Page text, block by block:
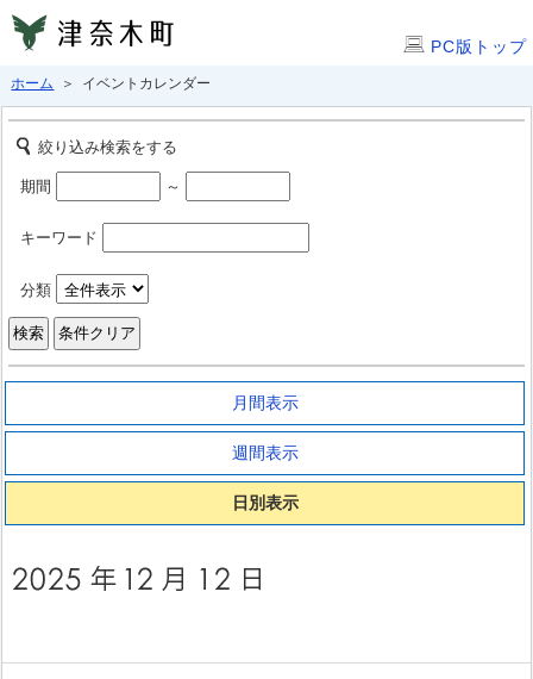
PC版トップ
ホーム ＞ イベントカレンダー
絞り込み検索をする
期間 ～
キーワード
分類
月間表示
週間表示
日別表示